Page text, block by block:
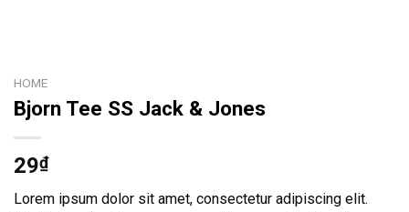
HOME
Bjorn Tee SS Jack & Jones
29₫
Lorem ipsum dolor sit amet, consectetur adipiscing elit.